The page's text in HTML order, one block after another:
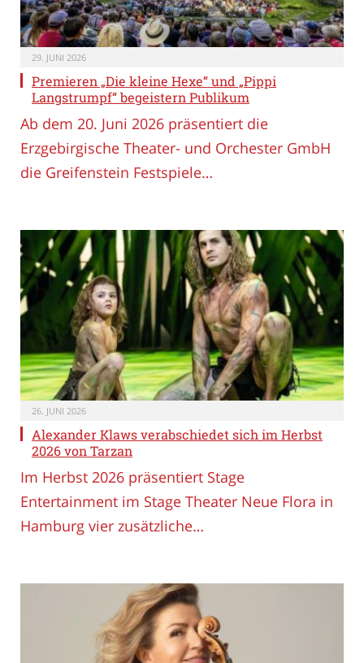
29. JUNI 2026
Premieren „Die kleine Hexe“ und „Pippi
Langstrumpf“ begeistern Publikum
Ab dem 20. Juni 2026 präsentiert die
Erzgebirgische Theater- und Orchester GmbH
die Greifenstein Festspiele…
26. JUNI 2026
Alexander Klaws verabschiedet sich im Herbst
2026 von Tarzan
Im Herbst 2026 präsentiert Stage
Entertainment im Stage Theater Neue Flora in
Hamburg vier zusätzliche…